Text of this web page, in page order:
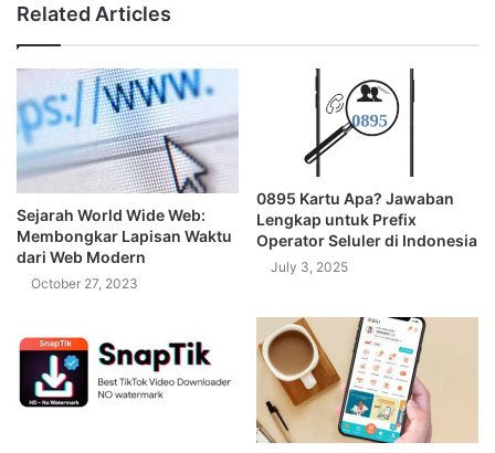
Related Articles
Sejarah World Wide Web:
Membongkar Lapisan Waktu
dari Web Modern
October 27, 2023
0895 Kartu Apa? Jawaban
Lengkap untuk Prefix
Operator Seluler di Indonesia
July 3, 2025